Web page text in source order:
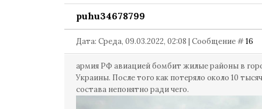
puhu34678799
Дата: Среда, 09.03.2022, 02:08 | Сообщение #16
армия РФ авиацией бомбит жилые районы в
Украины. После того как потеряло около 10
состава непонятно ради чего.